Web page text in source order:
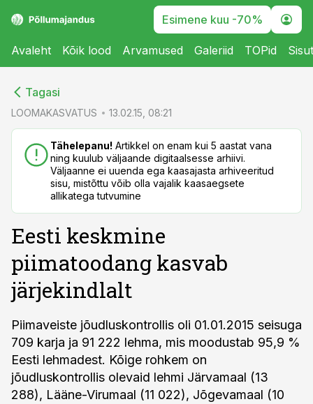
Esimene kuu -70%
Avaleht Kõik lood Arvamused Galeriid TOPid
Tagasi
LOOMAKASVATUS 13.02.15, 08:21
Tähelepanu! Artikkel on enam kui 5 aastat vana
ning kuulub väljaande digitaalsesse arhiivi.
Väljaanne ei uuenda ega kaasajasta arhiveeritud
sisu, mistõttu võib olla vajalik kaasaegsete
allikatega tutvumine
Eesti keskmine
piimatoodang kasvab
järjekindlalt
Piimaveiste jõudluskontrollis oli 01.01.2015 seisuga
709 karja ja 91 222 lehma, mis moodustab 95,9 %
Eesti lehmadest. Kõige rohkem on
jõudluskontrollis olevaid lehmi Järvamaal (13
288), Lääne-Virumaal (11 022), Jõgevamaal (10